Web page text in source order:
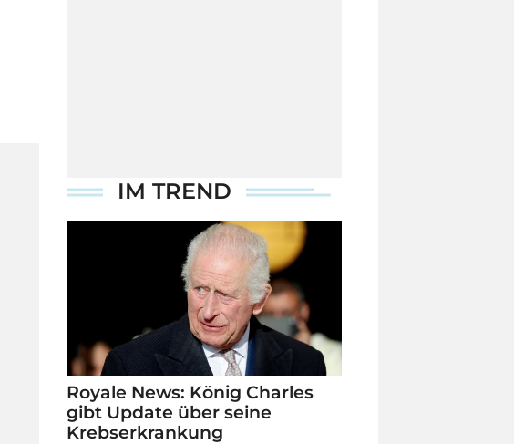
IM TREND
Royale News: König Charles
gibt Update über seine
Krebserkrankung